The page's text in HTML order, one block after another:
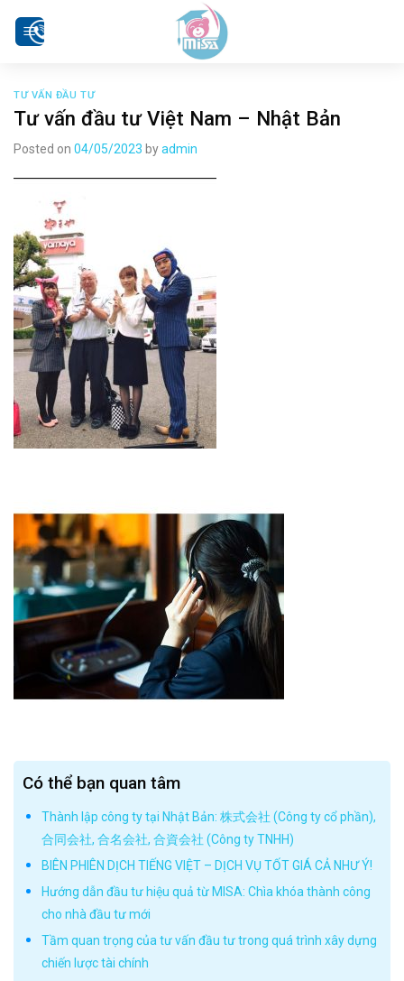
TƯ VẤN ĐẦU TƯ
Tư vấn đầu tư Việt Nam – Nhật Bản
Posted on 04/05/2023 byadmin
Có thể bạn quan tâm
Thành lập công ty tại Nhật Bản: 株式会社 (Công ty cổ phần),
合同会社, 合名会社, 合資会社 (Công ty TNHH)
BIÊN PHIÊN DỊCH TIẾNG VIỆT – DỊCH VỤ TỐT GIÁ CẢ NHƯ Ý!
Hướng dẫn đầu tư hiệu quả từ MISA: Chìa khóa thành công
cho nhà đầu tư mới
Tầm quan trọng của tư vấn đầu tư trong quá trình xây dựng
chiến lược tài chính